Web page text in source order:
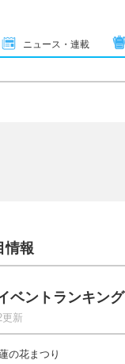
ニュース・連載
情報
ベントランキング
新
の花まつり